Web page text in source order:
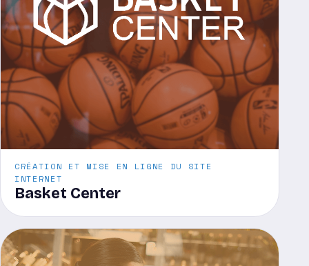
CRÉATION ET MISE EN LIGNE DU SITE
INTERNET
Basket Center